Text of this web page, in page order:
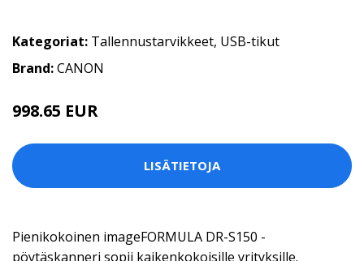
Kategoriat: Tallennustarvikkeet, USB-tikut
Brand:CANON
998.65 EUR
LISÄTIETOJA
Pienikokoinen imageFORMULA DR-S150 -
pöytäskanneri sopii kaikenkokoisille yrityksille.